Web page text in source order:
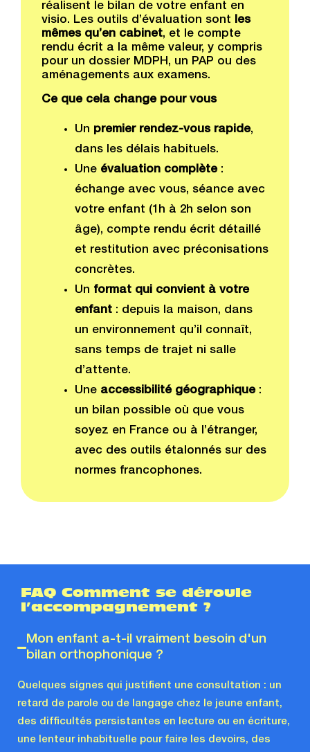
réalisent le bilan de votre enfant en
visio. Les outils d’évaluation sont les
mêmes qu’en cabinet, et le compte
rendu écrit a la même valeur, y compris
pour un dossier MDPH, un PAP ou des
aménagements aux examens.
Ce que cela change pour vous
Un premier rendez-vous rapide,
dans les délais habituels.
Une évaluation complète:
échange avec vous, séance avec
votre enfant (1h à 2h selon son
âge), compte rendu écrit détaillé
et restitution avec préconisations
concrètes.
Un format qui convient à votre
enfant : depuis la maison, dans
un environnement qu’il connaît,
sans temps de trajet ni salle
d’attente.
Une accessibilité géographique:
un bilan possible où que vous
soyez en France ou à l’étranger,
avec des outils étalonnés sur des
normes francophones.
FAQ Comment se déroule
l’accompagnement ?
Mon enfant a-t-il vraiment besoin d'un
bilan orthophonique ?
Quelques signes qui justifient une consultation : un
retard de parole ou de langage chez le jeune enfant,
des difficultés persistantes en lecture ou en écriture,
une lenteur inhabituelle pour faire les devoirs, des